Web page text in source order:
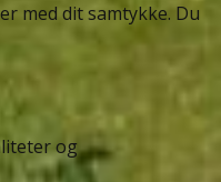
med dit samtykke. Du
og